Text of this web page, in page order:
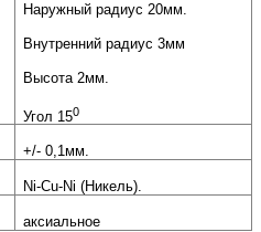
Наружный радиус 20мм.
Внутренний радиус 3мм
Высота 2мм.
Угол 150
+/- 0,1мм.
Ni-Cu-Ni (Никель).
аксиальное